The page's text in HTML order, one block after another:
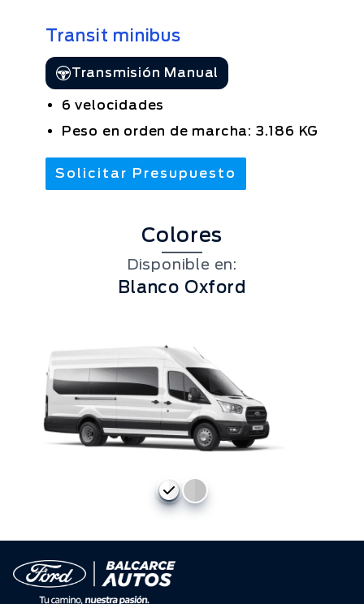
Transit minibus
Transmisión Manual
6 velocidades
Peso en orden de marcha: 3.186 KG
Solicitar Presupuesto
Colores
Disponible en:
Blanco Oxford